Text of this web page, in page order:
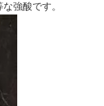
強酸です。